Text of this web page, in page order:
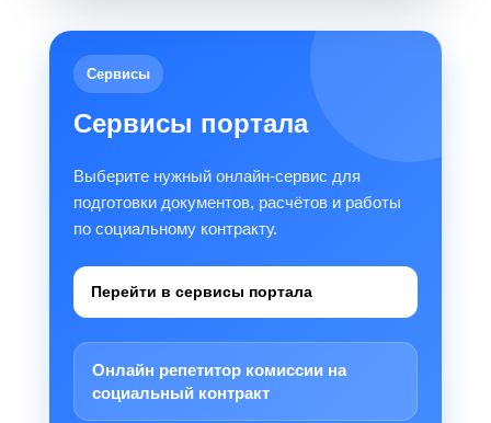
Сервисы
Сервисы портала
Выберите нужный онлайн-сервис для
подготовки документов, расчётов и работы
по социальному контракту.
Перейти в сервисы портала
Онлайн репетитор комиссии на
социальный контракт